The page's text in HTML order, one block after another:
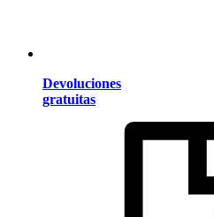
Devoluciones
gratuitas